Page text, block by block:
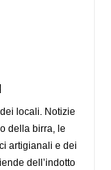
locali. Notizie
della birra, le
artigianali e dei
dell’indotto